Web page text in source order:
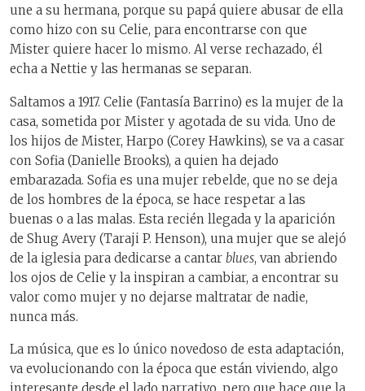
une a su hermana, porque su papá quiere abusar de ella
como hizo con su Celie, para encontrarse con que
Mister quiere hacer lo mismo. Al verse rechazado, él
echa a Nettie y las hermanas se separan.
Saltamos a 1917. Celie (Fantasía Barrino) es la mujer de la
casa, sometida por Mister y agotada de su vida. Uno de
los hijos de Mister, Harpo (Corey Hawkins), se va a casar
con Sofia (Danielle Brooks), a quien ha dejado
embarazada. Sofia es una mujer rebelde, que no se deja
de los hombres de la época, se hace respetar a las
buenas o a las malas. Esta recién llegada y la aparición
de Shug Avery (Taraji P. Henson), una mujer que se alejó
de la iglesia para dedicarse a cantar blues, van abriendo
los ojos de Celie y la inspiran a cambiar, a encontrar su
valor como mujer y no dejarse maltratar de nadie,
nunca más.
La música, que es lo único novedoso de esta adaptación,
va evolucionando con la época que están viviendo, algo